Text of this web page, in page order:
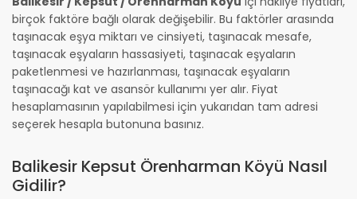
birçok faktöre bağlı olarak değişebilir. Bu faktörler arasında
taşınacak eşya miktarı ve cinsiyeti, taşınacak mesafe,
taşınacak eşyaların hassasiyeti, taşınacak eşyaların
paketlenmesi ve hazırlanması, taşınacak eşyaların
taşınacağı kat ve asansör kullanımı yer alır. Fiyat
hesaplamasının yapılabilmesi için yukarıdan tam adresi
seçerek hesapla butonuna basınız.
Balikesir Kepsut Örenharman Köyü Nasıl
Gidilir?